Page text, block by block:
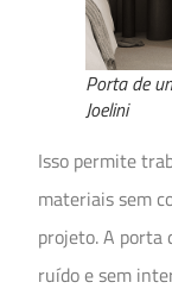
Porta de
Joelini
Isso permite
materiais sem
projeto. A porta
ruído e sem